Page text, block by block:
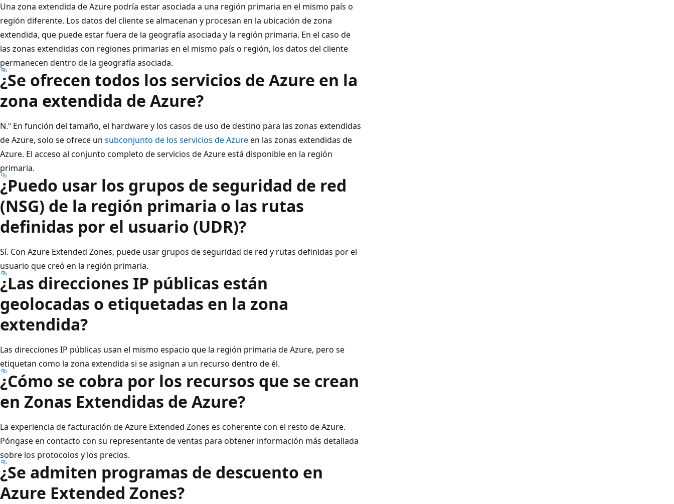
Una zona extendida de Azure podría estar asociada a una región primaria en el mismo país o
región diferente. Los datos del cliente se almacenan y procesan en la ubicación de zona
extendida, que puede estar fuera de la geografía asociada y la región primaria. En el caso de
las zonas extendidas con regiones primarias en el mismo país o región, los datos del cliente
permanecen dentro de la geografía asociada.
¿Se ofrecen todos los servicios de Azure en la
zona extendida de Azure?
N.º En función del tamaño, el hardware y los casos de uso de destino para las zonas extendidas
de Azure, solo se ofrece un subconjunto de los servicios de Azureen las zonas extendidas de
Azure. El acceso al conjunto completo de servicios de Azure está disponible en la región
primaria.
¿Puedo usar los grupos de seguridad de red
(NSG) de la región primaria o las rutas
definidas por el usuario (UDR)?
Sí. Con Azure Extended Zones, puede usar grupos de seguridad de red y rutas definidas por el
usuario que creó en la región primaria.
¿Las direcciones IP públicas están
geolocadas o etiquetadas en la zona
extendida?
Las direcciones IP públicas usan el mismo espacio que la región primaria de Azure, pero se
etiquetan como la zona extendida si se asignan a un recurso dentro de él.
¿Cómo se cobra por los recursos que se crean
en Zonas Extendidas de Azure?
La experiencia de facturación de Azure Extended Zones es coherente con el resto de Azure.
Póngase en contacto con su representante de ventas para obtener información más detallada
sobre los protocolos y los precios.
¿Se admiten programas de descuento en
Azure Extended Zones?